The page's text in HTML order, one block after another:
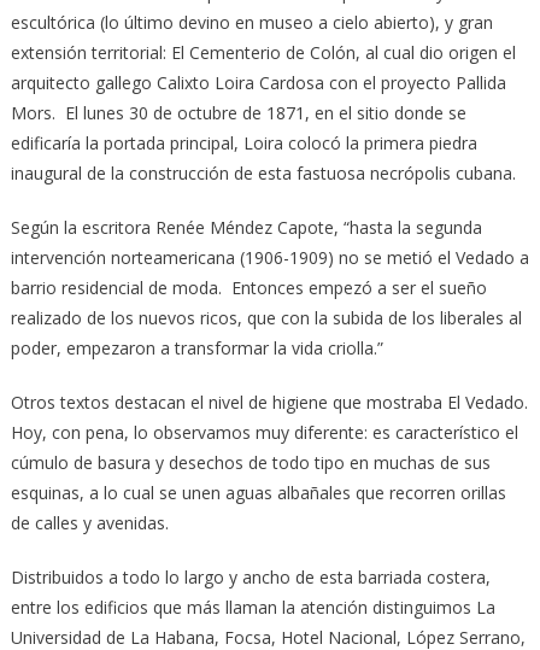
escultórica (lo último devino en museo a cielo abierto), y gran
extensión territorial: El Cementerio de Colón, al cual dio origen el
arquitecto gallego Calixto Loira Cardosa con el proyecto Pallida
Mors. El lunes 30 de octubre de 1871, en el sitio donde se
edificaría la portada principal, Loira colocó la primera piedra
inaugural de la construcción de esta fastuosa necrópolis cubana.
Según la escritora Renée Méndez Capote, “hasta la segunda
intervención norteamericana (1906-1909) no se metió el Vedado a
barrio residencial de moda. Entonces empezó a ser el sueño
realizado de los nuevos ricos, que con la subida de los liberales al
poder, empezaron a transformar la vida criolla.”
Otros textos destacan el nivel de higiene que mostraba El Vedado.
Hoy, con pena, lo observamos muy diferente: es característico el
cúmulo de basura y desechos de todo tipo en muchas de sus
esquinas, a lo cual se unen aguas albañales que recorren orillas
de calles y avenidas.
Distribuidos a todo lo largo y ancho de esta barriada costera,
entre los edificios que más llaman la atención distinguimos La
Universidad de La Habana, Focsa, Hotel Nacional, López Serrano,